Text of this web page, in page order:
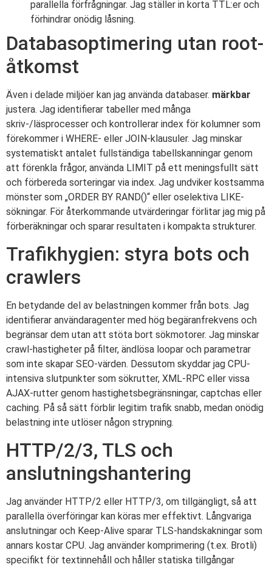
parallella förfrågningar. Jag ställer in korta TTL:er och
förhindrar onödig låsning.
Databasoptimering utan root-
åtkomst
Även i delade miljöer kan jag använda databaser. märkbar
justera. Jag identifierar tabeller med många
skriv-/läsprocesser och kontrollerar index för kolumner som
förekommer i WHERE- eller JOIN-klausuler. Jag minskar
systematiskt antalet fullständiga tabellskanningar genom
att förenkla frågor, använda LIMIT på ett meningsfullt sätt
och förbereda sorteringar via index. Jag undviker kostsamma
mönster som „ORDER BY RAND()“ eller oselektiva LIKE-
sökningar. För återkommande utvärderingar förlitar jag mig på
förberäkningar och sparar resultaten i kompakta strukturer.
Trafikhygien: styra bots och
crawlers
En betydande del av belastningen kommer från bots. Jag
identifierar användaragenter med hög begäranfrekvens och
begränsar dem utan att stöta bort sökmotorer. Jag minskar
crawl-hastigheter på filter, ändlösa loopar och parametrar
som inte skapar SEO-värden. Dessutom skyddar jag CPU-
intensiva slutpunkter som sökrutter, XML-RPC eller vissa
AJAX-rutter genom hastighetsbegränsningar, captchas eller
caching. På så sätt förblir legitim trafik snabb, medan onödig
belastning inte utlöser någon strypning.
HTTP/2/3, TLS och
anslutningshantering
Jag använder HTTP/2 eller HTTP/3, om tillgängligt, så att
parallella överföringar kan köras mer effektivt. Långvariga
anslutningar och Keep-Alive sparar TLS-handskakningar som
annars kostar CPU. Jag använder komprimering (t.ex. Brotli)
specifikt för textinnehåll och håller statiska tillgångar